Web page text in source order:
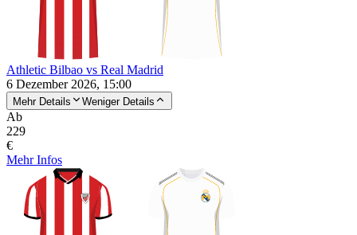
Athletic Bilbao vs Real Madrid
6 Dezember 2026, 15:00
Mehr Details Weniger Details
Ab
229
€
Mehr Infos